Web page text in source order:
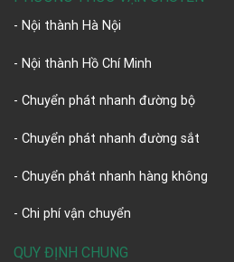
- Nội thành Hà Nội
- Nội thành Hồ Chí Minh
- Chuyển phát nhanh đường bộ
- Chuyển phát nhanh đường sắt
- Chuyển phát nhanh hàng không
- Chi phí vận chuyển
QUY ĐỊNH CHUNG